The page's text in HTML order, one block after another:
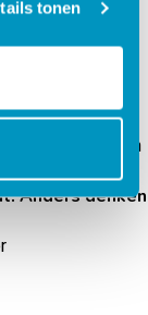
tonen
Anders denken